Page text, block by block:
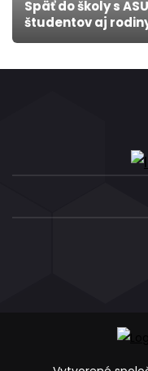
Späť do školy s
študentov aj